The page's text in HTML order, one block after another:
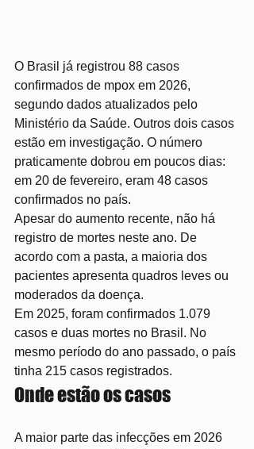
O Brasil já registrou 88 casos
confirmados de mpox em 2026,
segundo dados atualizados pelo
Ministério da Saúde. Outros dois casos
estão em investigação. O número
praticamente dobrou em poucos dias:
em 20 de fevereiro, eram 48 casos
confirmados no país.
Apesar do aumento recente, não há
registro de mortes neste ano. De
acordo com a pasta, a maioria dos
pacientes apresenta quadros leves ou
moderados da doença.
Em 2025, foram confirmados 1.079
casos e duas mortes no Brasil. No
mesmo período do ano passado, o país
tinha 215 casos registrados.
Onde estão os casos
A maior parte das infecções em 2026